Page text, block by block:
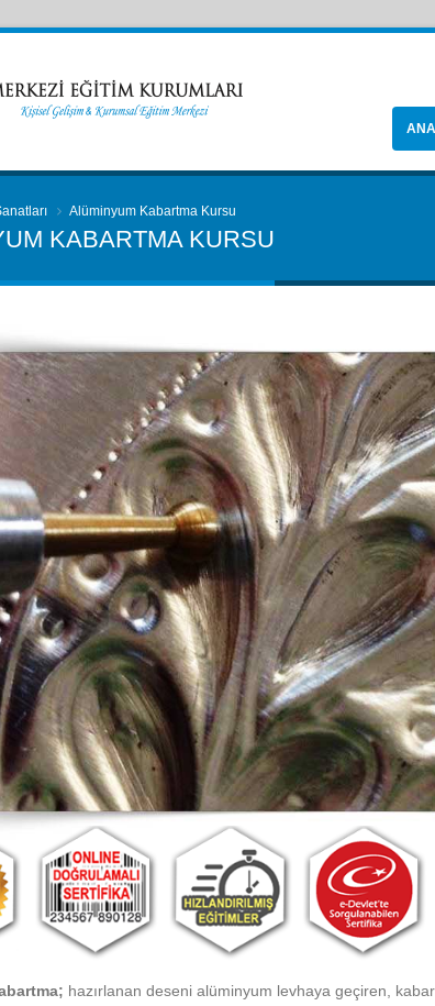
Alüminyum Kabartma Kursu
KABARTMA KURSU
hazırlanan deseni alüminyum levhaya geçiren,